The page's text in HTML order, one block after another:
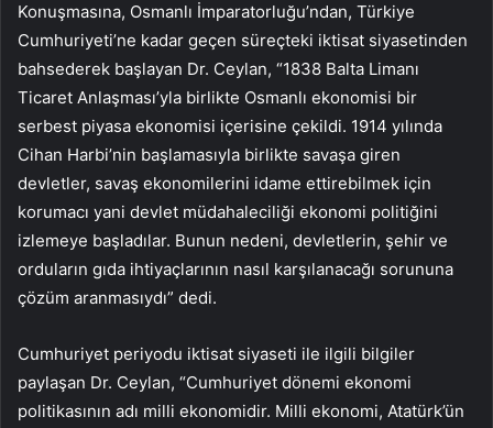
Konuşmasına, Osmanlı İmparatorluğu’ndan, Türkiye
Cumhuriyeti’ne kadar geçen süreçteki iktisat siyasetinden
bahsederek başlayan Dr. Ceylan, “1838 Balta Limanı
Ticaret Anlaşması’yla birlikte Osmanlı ekonomisi bir
serbest piyasa ekonomisi içerisine çekildi. 1914 yılında
Cihan Harbi’nin başlamasıyla birlikte savaşa giren
devletler, savaş ekonomilerini idame ettirebilmek için
korumacı yani devlet müdahaleciliği ekonomi politiğini
izlemeye başladılar. Bunun nedeni, devletlerin, şehir ve
orduların gıda ihtiyaçlarının nasıl karşılanacağı sorununa
çözüm aranmasıydı” dedi.
Cumhuriyet periyodu iktisat siyaseti ile ilgili bilgiler
paylaşan Dr. Ceylan, “Cumhuriyet dönemi ekonomi
politikasının adı milli ekonomidir. Milli ekonomi, Atatürk’ün